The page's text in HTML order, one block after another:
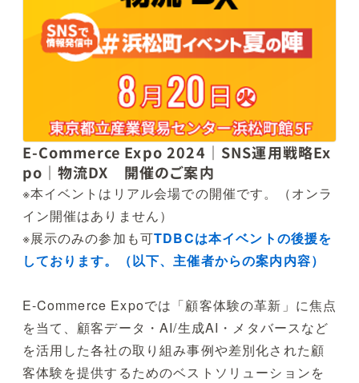
E-Commerce Expo 2024｜SNS運用戦略Ex
po｜物流DX 開催のご案内
※本イベントはリアル会場での開催です。（オンラ
イン開催はありません）
※展示のみの参加も可TDBCは本イベントの後援を
しております。（以下、主催者からの案内内容）
E-Commerce Expoでは「顧客体験の革新」に焦点
を当て、顧客データ・AI/生成AI・メタバースなど
を活用した各社の取り組み事例や差別化された顧
客体験を提供するためのベストソリューションを